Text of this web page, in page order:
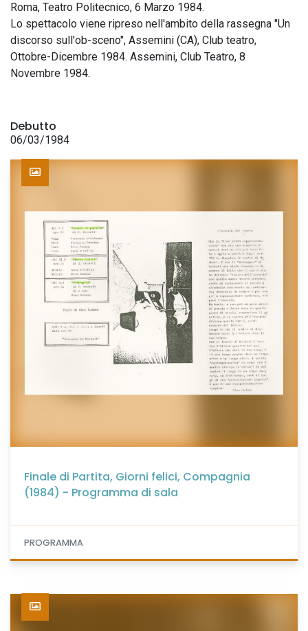
Roma, Teatro Politecnico, 6 Marzo 1984.
Lo spettacolo viene ripreso nell'ambito della rassegna "Un
discorso sull'ob-sceno", Assemini (CA), Club teatro,
Ottobre-Dicembre 1984. Assemini, Club Teatro, 8
Novembre 1984.
Debutto
06/03/1984
Finale di Partita, Giorni felici, Compagnia
(1984) - Programma di sala
PROGRAMMA